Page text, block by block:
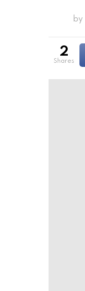
by
2
shares